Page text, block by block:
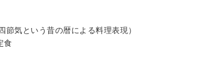
節気という昔の暦による料理表現）
食